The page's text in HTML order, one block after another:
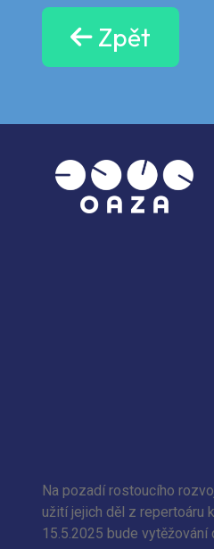
Zpět
Na pozadí rostoucího
užití jejich děl z repertoáru
15.5.2025 bude